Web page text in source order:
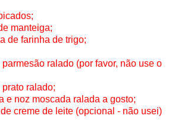
manteiga;
de farinha de trigo;
ralado (por favor, não use o
ralado;
e noz moscada ralada a gosto;
creme de leite (opcional - não usei)